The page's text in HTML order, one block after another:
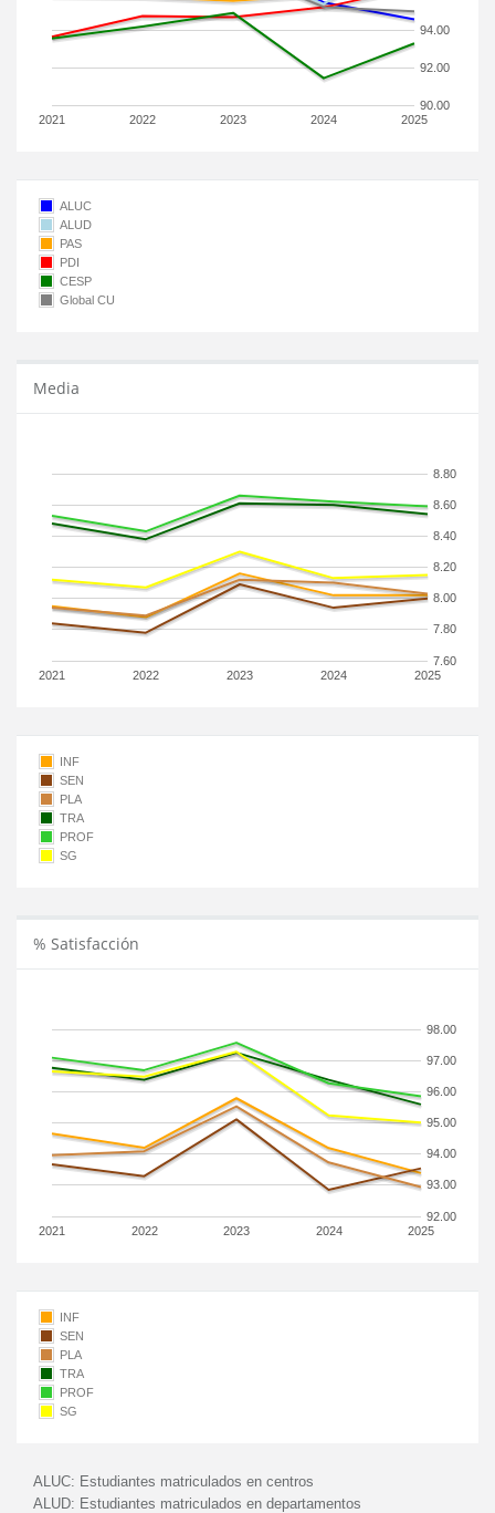
2021 2022 2023 2024 2025
90.00
92.00
94.00
ALUC
ALUD
PAS
PDI
CESP
Global CU
Media
2021 2022 2023 2024 2025
7.60
7.80
8.00
8.20
8.40
8.60
8.80
INF
SEN
PLA
TRA
PROF
SG
% Satisfacción
2021 2022 2023 2024 2025
92.00
93.00
94.00
95.00
96.00
97.00
98.00
INF
SEN
PLA
TRA
PROF
SG
ALUC: Estudiantes matriculados en centros
ALUD: Estudiantes matriculados en departamentos